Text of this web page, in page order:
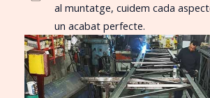
al muntatge, cuidem cada
un acabat perfecte.